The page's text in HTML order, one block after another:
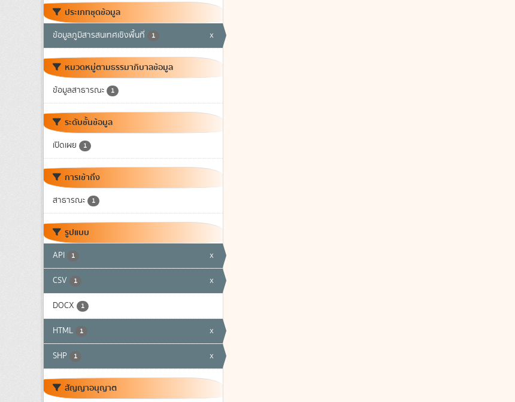
ประเภทชุดข้อมูล
ข้อมูลภูมิสารสนเทศเชิงพื้นที่ 1 x
หมวดหมู่ตามธรรมาภิบาลข้อมูล
ข้อมูลสาธารณะ 1
ระดับชั้นข้อมูล
เปิดเผย 1
การเข้าถึง
สาธารณะ 1
รูปแบบ
API 1 x
CSV 1 x
DOCX 1
HTML 1 x
SHP 1 x
สัญญาอนุญาต